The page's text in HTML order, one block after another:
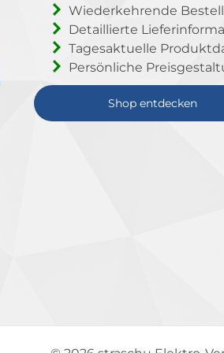
Wiederkehrende
Detaillierte
Tagesaktuelle
Persönliche
Shop entdecken